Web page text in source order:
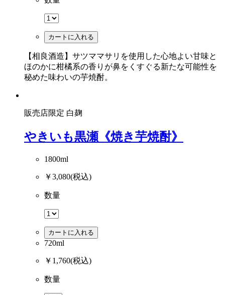
カートに入れる
【相良酒造】サツママサリを使用した心地よい甘味と
ほのかに柑橘系の香りが鼻をくすぐる新たな可能性を
秘めた味わいの芋焼酎。
販売店限定 白麹
やきいも黒瀬《焼き芋焼酎》
1800ml
￥3,080(税込)
数量
カートに入れる
720ml
￥1,760(税込)
数量